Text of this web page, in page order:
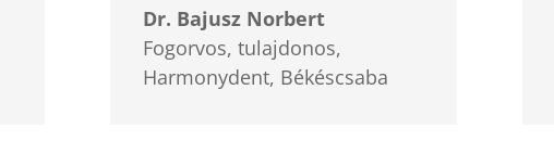
Dr. Bajusz Norbert
Fogorvos, tulajdonos,
Harmonydent, Békéscsaba